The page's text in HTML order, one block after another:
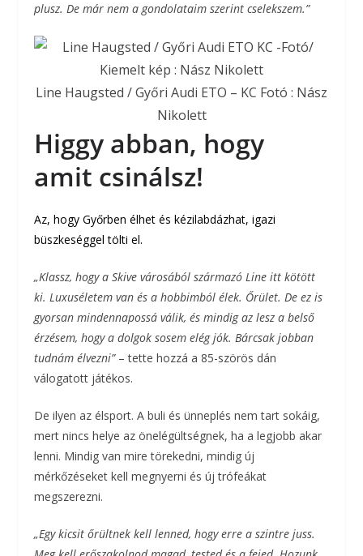
plusz. De már nem a gondolataim szerint cselekszem.”
Line Haugsted / Győri Audi ETO – KC Fotó : Nász
Nikolett
Higgy abban, hogy
amit csinálsz!
Az, hogy Győrben élhet és kézilabdázhat, igazi
büszkeséggel tölti el.
„Klassz, hogy a Skive városából származó Line itt kötött
ki. Luxuséletem van és a hobbimból élek. Őrület. De ez is
gyorsan mindennapossá válik, és mindig az lesz a belső
érzésem, hogy a dolgok sosem elég jók. Bárcsak jobban
tudnám élvezni” – tette hozzá a 85-szörös dán
válogatott játékos.
De ilyen az élsport. A buli és ünneplés nem tart sokáig,
mert nincs helye az önelégültségnek, ha a legjobb akar
lenni. Mindig van mire törekedni, mindig új
mérkőzéseket kell megnyerni és új trófeákat
megszerezni.
„Egy kicsit őrültnek kell lenned, hogy erre a szintre juss.